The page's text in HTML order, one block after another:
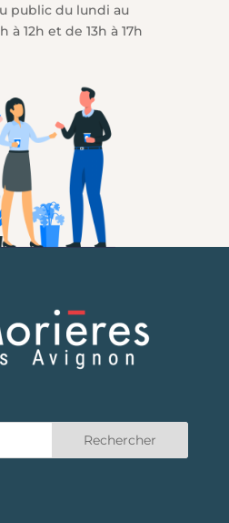
public du lundi au
12h et de 13h à 17h